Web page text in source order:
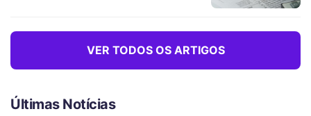
VER TODOS OS ARTIGOS
Últimas Notícias